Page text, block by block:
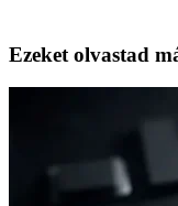
Ezeket olvastad